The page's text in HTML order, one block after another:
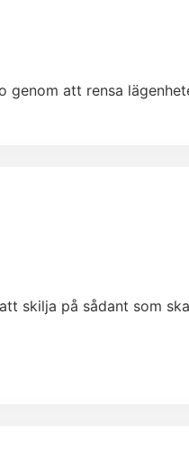
genom att rensa
skilja på sådant som